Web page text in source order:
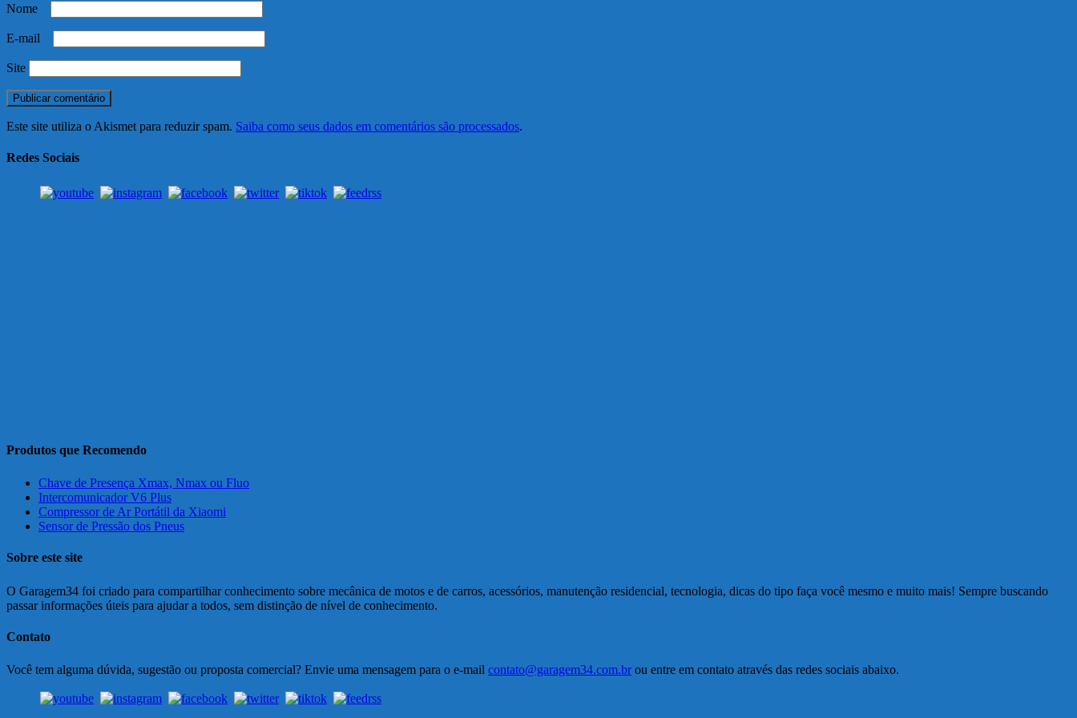
Nome
E-mail
Site
Este site utiliza o Akismet para reduzir spam. Saiba como seus dados em comentários são processados.
Redes Sociais
Produtos que Recomendo
Chave de Presença Xmax, Nmax ou Fluo
Intercomunicador V6 Plus
Compressor de Ar Portátil da Xiaomi
Sensor de Pressão dos Pneus
Sobre este site
O Garagem34 foi criado para compartilhar conhecimento sobre mecânica de motos e de carros, acessórios, manutenção residencial, tecnologia, dicas do tipo faça você mesmo e muito mais! Sempre buscando
passar informações úteis para ajudar a todos, sem distinção de nível de conhecimento.
Contato
Você tem alguma dúvida, sugestão ou proposta comercial? Envie uma mensagem para o e-mail contato@garagem34.com.br ou entre em contato através das redes sociais abaixo.